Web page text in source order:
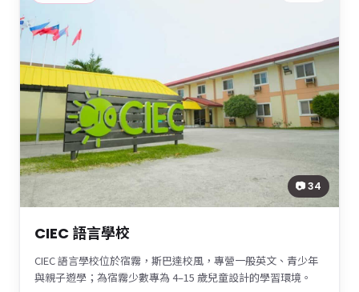
📷 34
CIEC 語言學校
CIEC 語言學校位於宿霧，斯巴達校風，專營一般英文、青少年
與親子遊學；為宿霧少數專為 4–15 歲兒童設計的學習環境。